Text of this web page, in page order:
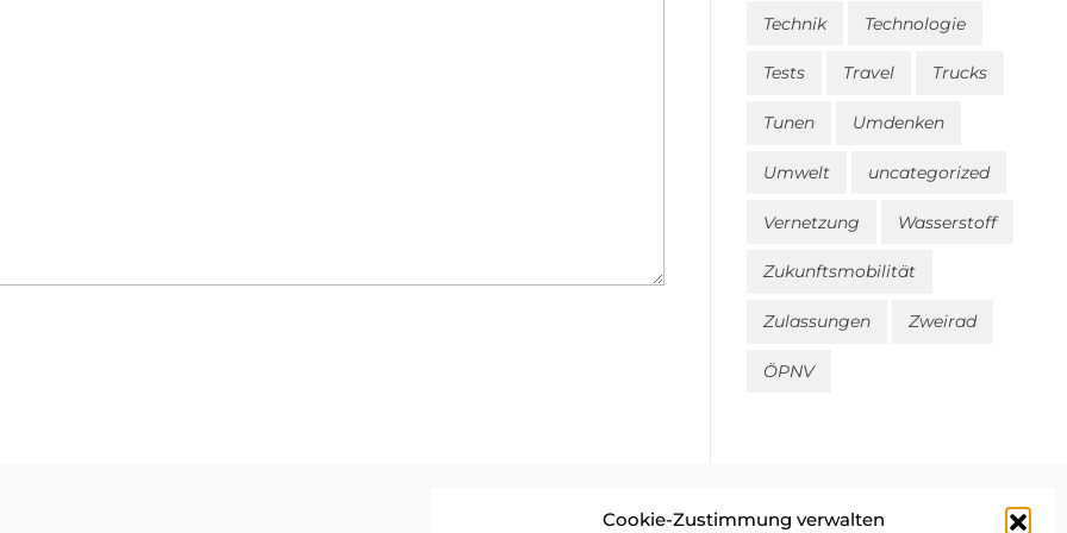
Cookie-Zustimmung verwalten
Technik Technologie
Tests Travel Trucks
Tunen Umdenken
Umwelt uncategorized
Vernetzung Wasserstoff
Zukunftsmobilität
Zulassungen Zweirad
ÖPNV